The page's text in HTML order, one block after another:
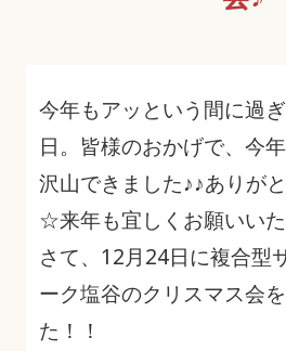
今年もアッという間に過
日。皆様のおかげで、今
沢山できました♪♪ありが
☆来年も宜しくお願いい
さて、12月24日に複合型
ーク塩谷のクリスマス会
た ！！